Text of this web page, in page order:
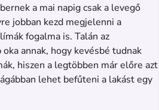
a mai napig csak a levegő
jobban kezd megjelenni a
fogalma is. Talán az
annak, hogy kevésbé tudnak
hiszen a legtöbben már előre azt
lehet befűteni a lakást egy